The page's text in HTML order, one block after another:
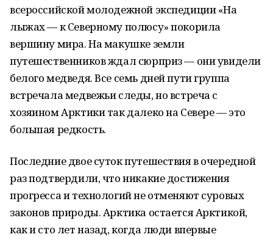
всероссийской молодежной экспедиции «На
лыжах — к Северному полюсу» покорила
вершину мира. На макушке земли
путешественников ждал сюрприз — они увидели
белого медведя. Все семь дней пути группа
встречала медвежьи следы, но встреча с
хозяином Арктики так далеко на Севере — это
большая редкость.
Последние двое суток путешествия в очередной
раз подтвердили, что никакие достижения
прогресса и технологий не отменяют суровых
законов природы. Арктика остается Арктикой,
как и сто лет назад, когда люди впервые